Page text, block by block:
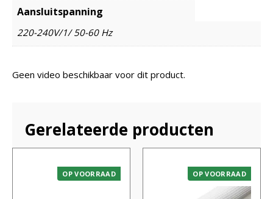
Aansluitspanning
220-240V/1/ 50-60 Hz
Geen video beschikbaar voor dit product.
Gerelateerde producten
OP VOORRAAD OP VOORRAAD